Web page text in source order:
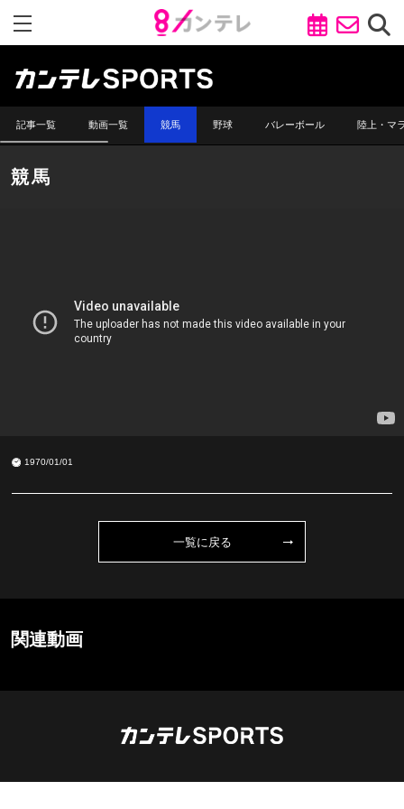
記事一覧 動画一覧 競馬 野球 バレーボール 陸上・マ
競馬
1970/01/01
一覧に戻る
関連動画